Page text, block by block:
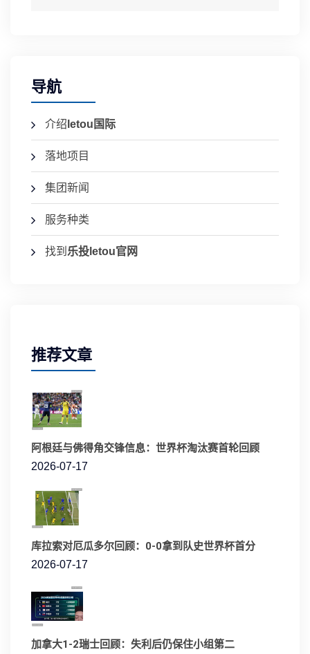
导航
介绍 letou国际
落地项目
集团新闻
服务种类
找到 乐投letou官网
推荐文章
阿根廷与佛得角交锋信息：世界杯淘汰赛首轮回顾
2026-07-17
库拉索对厄瓜多尔回顾：0-0拿到队史世界杯首分
2026-07-17
加拿大1-2瑞士回顾：失利后仍保住小组第二